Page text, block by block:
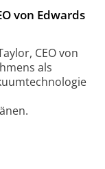
von Edwards
CEO von
als